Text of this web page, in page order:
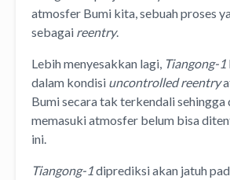
atmosfer Bumi kita, sebuah proses
sebagai reentry.
Lebih menyesakkan lagi, Tiangong-1
dalam kondisi uncontrolled reentry
Bumi secara tak terkendali sehingga
memasuki atmosfer belum bisa
ini.
Tiangong-1diprediksi akan jatuh